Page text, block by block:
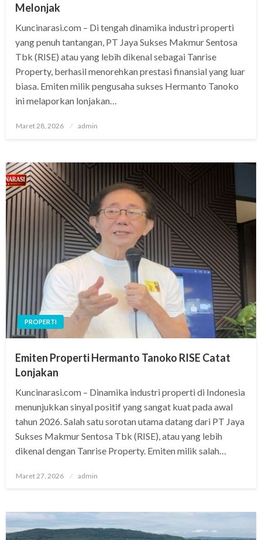
Melonjak
Kuncinarasi.com – Di tengah dinamika industri properti
yang penuh tantangan, PT Jaya Sukses Makmur Sentosa
Tbk (RISE) atau yang lebih dikenal sebagai Tanrise
Property, berhasil menorehkan prestasi finansial yang luar
biasa. Emiten milik pengusaha sukses Hermanto Tanoko
ini melaporkan lonjakan…
Posted
Maret 28, 2026 admin
PROPERTI
Emiten Properti Hermanto Tanoko RISE Catat
Lonjakan
Kuncinarasi.com – Dinamika industri properti di Indonesia
menunjukkan sinyal positif yang sangat kuat pada awal
tahun 2026. Salah satu sorotan utama datang dari PT Jaya
Sukses Makmur Sentosa Tbk (RISE), atau yang lebih
dikenal dengan Tanrise Property. Emiten milik salah…
Posted
Maret 27, 2026 admin